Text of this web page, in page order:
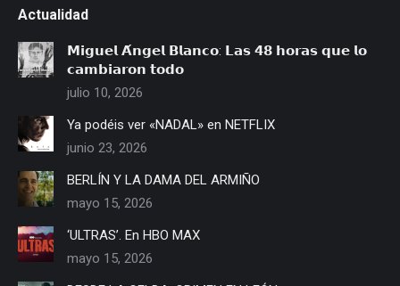
Actualidad
𝗠𝗶𝗴𝘂𝗲𝗹 𝗔́𝗻𝗴𝗲𝗹 𝗕𝗹𝗮𝗻𝗰𝗼: 𝗟𝗮𝘀 𝟰𝟴 𝗵𝗼𝗿𝗮𝘀 𝗾𝘂𝗲 𝗹𝗼
𝗰𝗮𝗺𝗯𝗶𝗮𝗿𝗼𝗻 𝘁𝗼𝗱𝗼
julio 10, 2026
Ya podéis ver «NADAL» en NETFLIX
junio 23, 2026
BERLÍN Y LA DAMA DEL ARMIÑO
mayo 15, 2026
‘ULTRAS’. En HBO MAX
mayo 15, 2026